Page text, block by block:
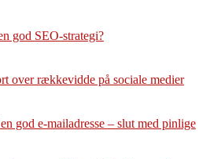
god SEO-strategi?
over rækkevidde på sociale medier
god e-mailadresse – slut med pinlige